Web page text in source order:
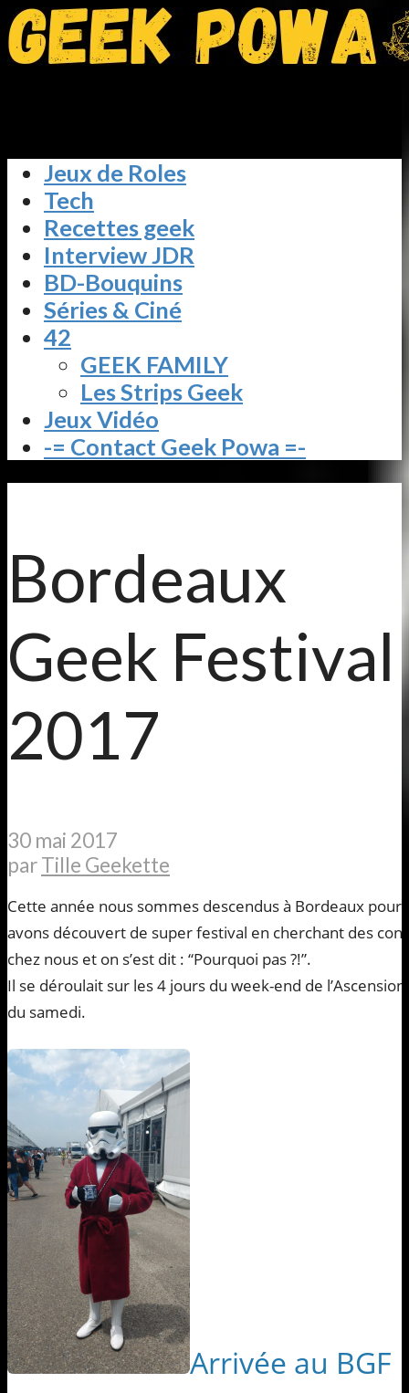
Jeux de Roles
Tech
Recettes geek
Interview JDR
BD-Bouquins
Séries & Ciné
42
GEEK FAMILY
Les Strips Geek
Jeux Vidéo
-= Contact Geek Powa =-
Bordeaux
Geek Festival
2017
30 mai 2017
parTille Geekette
Cette année nous sommes descendus à Bordeaux pour
avons découvert de super festival en cherchant des
chez nous et on s’est dit : “Pourquoi pas ?!”.
Il se déroulait sur les 4 jours du week-end de
du samedi.
Arrivée au BGF